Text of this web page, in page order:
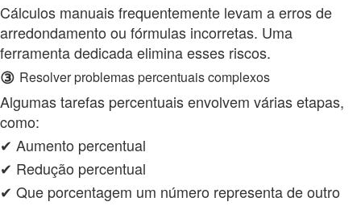
Cálculos manuais frequentemente levam a erros de
arredondamento ou fórmulas incorretas. Uma
ferramenta dedicada elimina esses riscos.
③ Resolver problemas percentuais complexos
Algumas tarefas percentuais envolvem várias etapas,
como:
✔ Aumento percentual
✔ Redução percentual
✔ Que porcentagem um número representa de outro